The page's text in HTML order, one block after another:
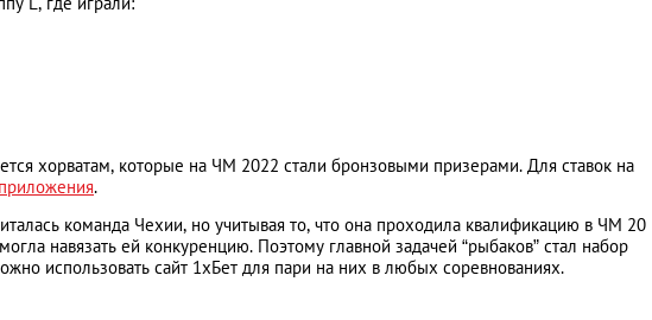
хорватам, которые на ЧМ 2022 стали бронзовыми призерами. Для ставок на
.
команда Чехии, но учитывая то, что она проходила квалификацию в ЧМ 20
навязать ей конкуренцию. Поэтому главной задачей “рыбаков” стал набор
использовать сайт 1хБет для пари на них в любых соревнованиях.